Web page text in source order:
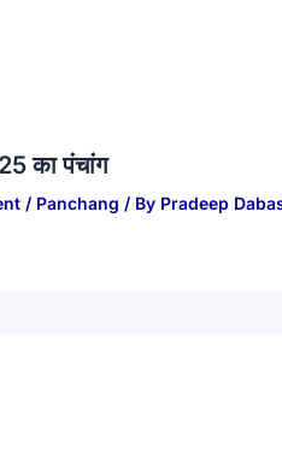
का पंचांग
/ Panchang / By Pradeep